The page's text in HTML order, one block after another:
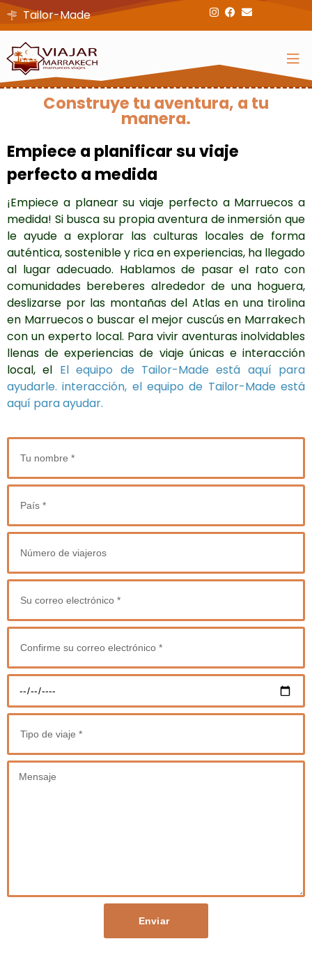
Tailor-Made
Construye tu aventura, a tu
manera.
Empiece a planificar su viaje
perfecto a medida
¡Empiece a planear su viaje perfecto a Marruecos a
medida! Si busca su propia aventura de inmersión que
le ayude a explorar las culturas locales de forma
auténtica, sostenible y rica en experiencias, ha llegado
al lugar adecuado. Hablamos de pasar el rato con
comunidades bereberes alrededor de una hoguera,
deslizarse por las montañas del Atlas en una tirolina
en Marruecos o buscar el mejor cuscús en Marrakech
con un experto local. Para vivir aventuras inolvidables
llenas de experiencias de viaje únicas e interacción
local, el El equipo de Tailor-Made está aquí para
ayudarle. interacción, el equipo de Tailor-Made está
aquí para ayudar.
Enviar